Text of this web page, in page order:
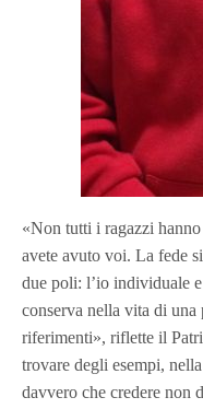
«Non tutti i ragazzi
aveteavutovoi.La fede
due poli: l’io individuale
conserva nella vita di una
riferimenti»,riflette il
trovare degli esempi,
davvero che credere non